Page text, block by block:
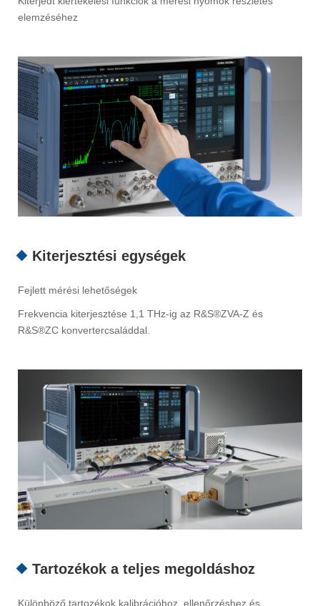
elemzéséhez
Kiterjesztési egységek
Fejlett mérési lehetőségek
Frekvencia kiterjesztése 1,1 THz-ig az R&S®ZVA-Z és
R&S®ZC konvertercsaláddal.
Tartozékok a teljes megoldáshoz
Különböző tartozékok kalibrációhoz, ellenőrzéshez és